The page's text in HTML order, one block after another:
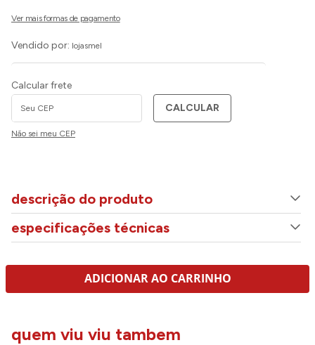
Vendido por: lojasmel
Calcular frete
CALCULAR
Não sei meu CEP
descrição do produto
especificações técnicas
ADICIONAR AO CARRINHO
quem viu viu tambem